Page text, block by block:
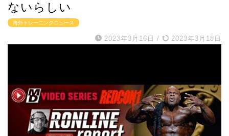
ないらしい
海外トレーニングニュース
2023年3月16日 / 2023年3月18日